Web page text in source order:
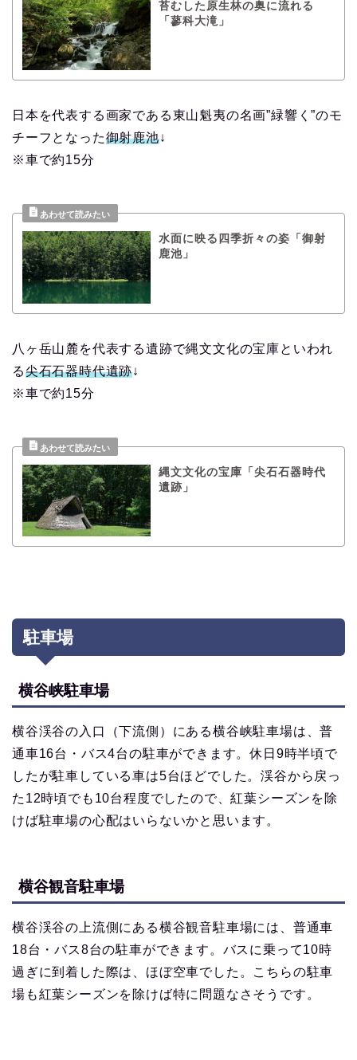
苔むした原生林の奥に流れる
「蓼科大滝」
日本を代表する画家である東山魁夷の名画”緑響く”のモ
チーフとなった御射鹿池↓
※車で約15分
水面に映る四季折々の姿「御射
鹿池」
八ヶ岳山麓を代表する遺跡で縄文文化の宝庫といわれ
る尖石石器時代遺跡↓
※車で約15分
縄文文化の宝庫「尖石石器時代
遺跡」
駐車場
横谷峡駐車場
横谷渓谷の入口（下流側）にある横谷峡駐車場は、普
通車16台・バス4台の駐車ができます。休日9時半頃で
したが駐車している車は5台ほどでした。渓谷から戻っ
た12時頃でも10台程度でしたので、紅葉シーズンを除
けば駐車場の心配はいらないかと思います。
横谷観音駐車場
横谷渓谷の上流側にある横谷観音駐車場には、普通車
18台・バス8台の駐車ができます。バスに乗って10時
過ぎに到着した際は、ほぼ空車でした。こちらの駐車
場も紅葉シーズンを除けば特に問題なさそうです。